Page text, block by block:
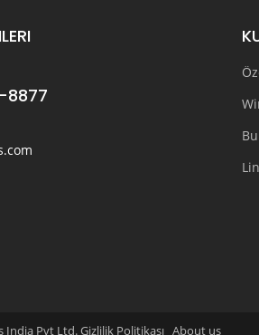
8877
Pvt Ltd. Gizlilik Politikası About us